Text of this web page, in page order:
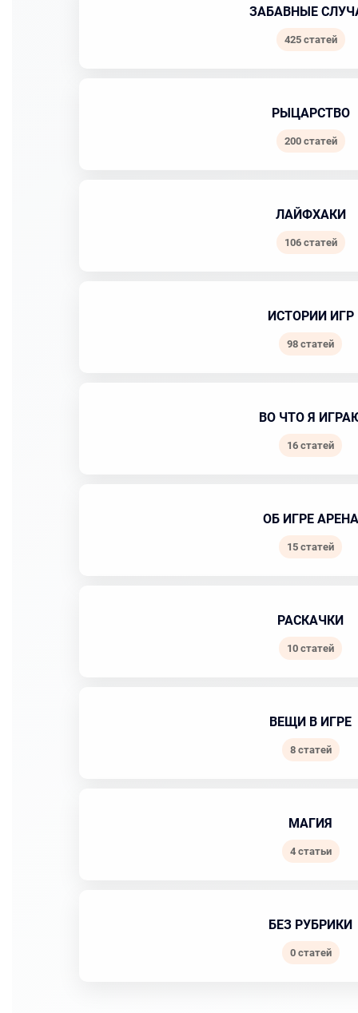
ЗАБАВНЫЕ
425 статей
РЫЦАРСТВО
200 статей
ЛАЙФХАКИ
106 статей
ИСТОРИИ ИГР
98 статей
ВО ЧТО Я
16 статей
ОБ ИГРЕ АРЕНА
15 статей
РАСКАЧКИ
10 статей
ВЕЩИ В ИГРЕ
8 статей
МАГИЯ
4 статьи
БЕЗ РУБРИКИ
0 статей